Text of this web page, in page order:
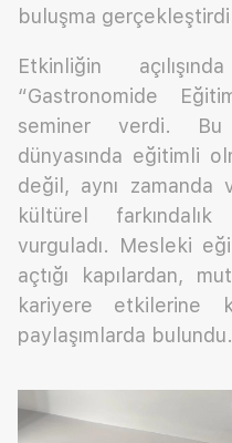
buluşma
Etkinliğin
“Gastronomide
seminer verdi. Bu
dünyasında eğitimli
değil, aynı zamanda
kültürel
vurguladı. Mesleki
açtığı kapılardan,
kariyere etkilerine
paylaşımlarda bulundu.